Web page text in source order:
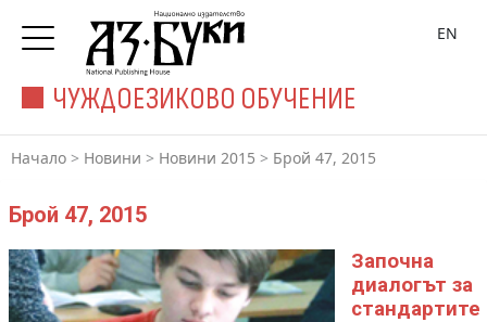
ЧУЖДОЕЗИКОВО ОБУЧЕНИЕ
EN
Начало > Новини > Новини 2015 > Брой 47, 2015
Брой 47, 2015
Започна
диалогът за
стандартите